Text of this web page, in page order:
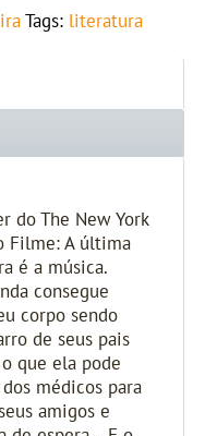
Tags: literatura
do The New York
Filme: A última
é a música.
consegue
corpo sendo
de seus pais
que ela pode
médicos para
amigos e